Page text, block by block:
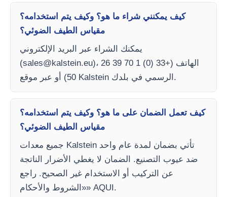
كيف يمكنني شراء ما هو؟ وكيف يتم استخدامه؟
مقياس الطيف الضوئي؟
يمكنك الشراء عبر البريد الإلكتروني
(sales@kalstein.eu)، الهاتف (+33 (0) 1 70 39 26
50) أو عبر موقع Kalstein الرسمي في بلدك.
كيف تعمل الضمان على ما هو؟ وكيف يتم استخدامه؟
مقياس الطيف الضوئي؟
جميع معدات Kalstein تأتي بضمان لمدة عام واحد
ضد عيوب التصنيع. الضمان لا يغطي الأضرار الناتجة
عن التركيب أو الاستخدام غير الصحيح. راجع
«الشروط والأحكام» AQUI.